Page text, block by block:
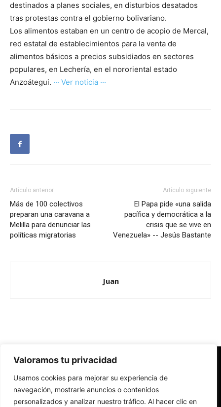
Valoramos tu privacidad
Usamos cookies para mejorar su experiencia de
navegación, mostrarle anuncios o contenidos
personalizados y analizar nuestro tráfico. Al hacer clic en
destinados a planes sociales, en disturbios desatados
tras protestas contra el gobierno bolivariano.
Los alimentos estaban en un centro de acopio de Mercal,
red estatal de establecimientos para la venta de
alimentos básicos a precios subsidiados en sectores
populares, en Lechería, en el nororiental estado
Anzoátegui. ··· Ver noticia ···
Artículo anterior
Más de 100 colectivos
preparan una caravana a
Melilla para denunciar las
políticas migratorias
Artículo siguiente
El Papa pide «una salida
pacífica y democrática a la
crisis que se vive en
Venezuela» -- Jesús Bastante
Juan
Redes Cristianas
Una mirada alternativa sobre la Iglesia católica y la sociedad
- Colectivos de Redes Cristianas